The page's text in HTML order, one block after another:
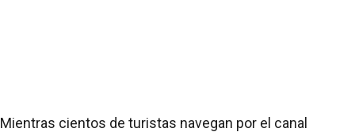
Mientras cientos de turistas navegan por el canal